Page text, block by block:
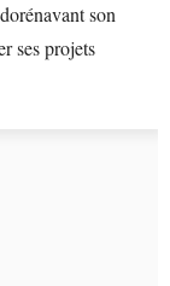
son
ses projets